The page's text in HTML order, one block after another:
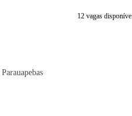
12 vagas